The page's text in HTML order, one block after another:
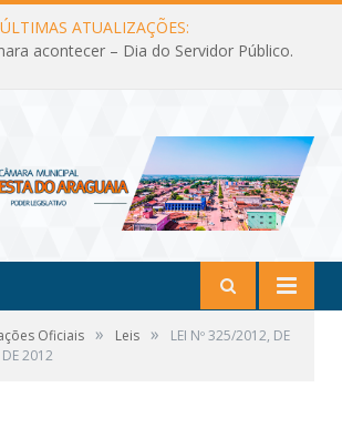
ÚLTIMAS ATUALIZAÇÕES:
acontecer – Dia do Servidor Público.
Oficiais » Leis »
LEI Nº 325/2012, DE
2012